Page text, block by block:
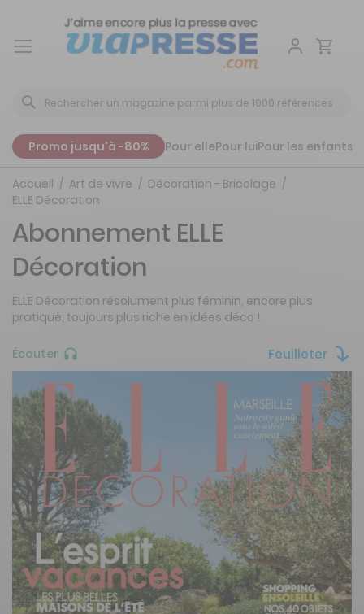
Aller
Promo jusqu'à -80% Pour ellePour luiPour les enfants
Accueil Art de vivre
Décoration - Bricolage
ELLE Décoration
Écouter Feuilleter
Abonnement ELLE
Décoration
ELLE Décoration résolument plus féminin, encore plus
pratique, toujours plus riche en idées déco !